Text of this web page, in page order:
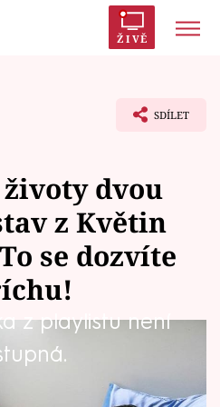
ŽIVĚ
SDÍLET
dvou
z Květin
se dozvíte
z playlistu není
stejnojmenné knižní
uvidíte na Prima
v hříchu vypráví o